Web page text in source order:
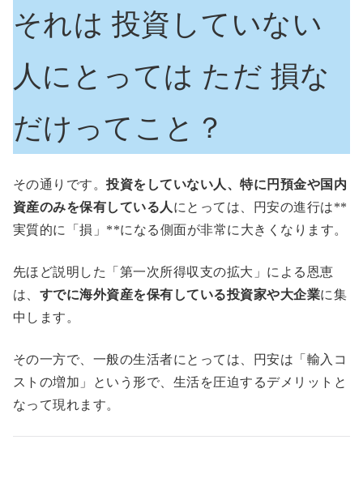
それは 投資していない
人にとっては ただ 損な
だけってこと？
その通りです。投資をしていない人、特に円預金や国内
資産のみを保有している人 にとっては、円安の進行は**
実質的に「損」**になる側面が非常に大きくなります。
先ほど説明した「第一次所得収支の拡大」による恩恵
は、 すでに海外資産を保有している投資家や大企業に集
中します。
その一方で、一般の生活者にとっては、円安は「輸入コ
ストの増加」という形で、生活を圧迫するデメリットと
なって現れます。